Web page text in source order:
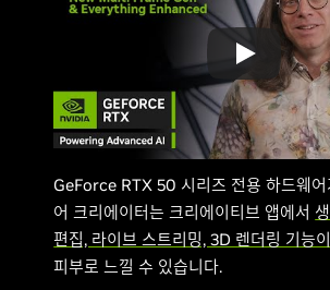
GeForce RTX 50 시리즈 전용 하드웨어
어 크리에이터는 크리에이티브 앱에서
편집, 라이브 스트리밍, 3D 렌더링 기능
피부로 느낄 수 있습니다.